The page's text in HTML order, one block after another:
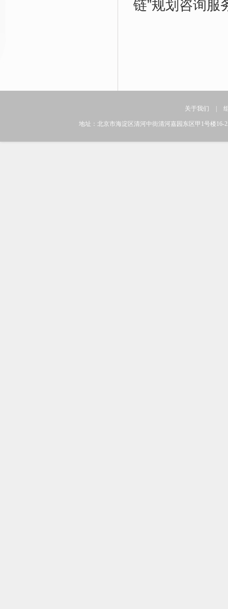
链”规划咨询服
关于我们
地址：北京市海淀区清河中街清河嘉园东区甲1号楼16-